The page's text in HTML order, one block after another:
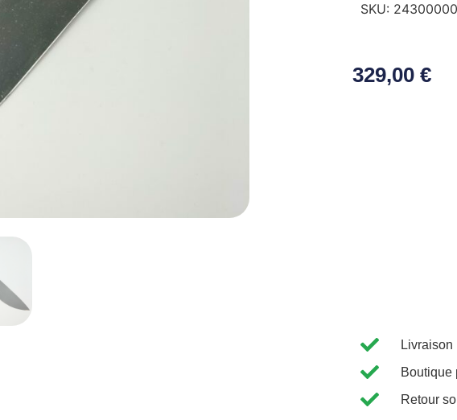
SKU:
329,00 €
Boutique
Retour